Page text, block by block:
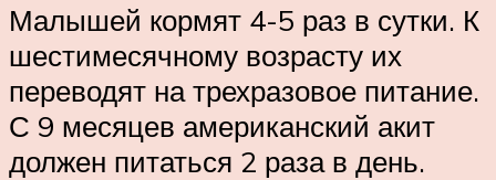
Малышей кормят 4-5 раз в сутки. К
шестимесячному возрасту их
переводят на трехразовое питание.
С 9 месяцев американский акит
должен питаться 2 раза в день.